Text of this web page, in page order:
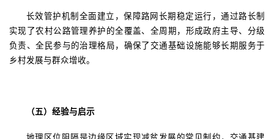
长效管护机制全面建立，保障路网长期稳定运行，通过路长制
实现了农村公路管理养护的全覆盖、全周期，形成政府主导、分级
负责、全民参与的治理格局，确保了交通基础设施能够长期服务于
乡村发展与群众增收。
（五）经验与启示
地理区位阻隔是边缘区域实现减贫发展的常见制约，交通基建